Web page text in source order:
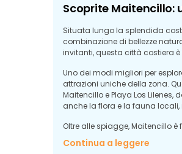
Scoprite Maitencillo:
Situata lungo la splendida
combinazione di bellezze
invitanti, questa città costiera
Uno dei modi migliori per
attrazioni uniche della zona.
Maitencillo e Playa Los
anche la flora e la fauna
Oltre alle spiagge, Maitencillo
caratteristici mercati e
i piatti tradizionali cileni sono
Continua a leggere